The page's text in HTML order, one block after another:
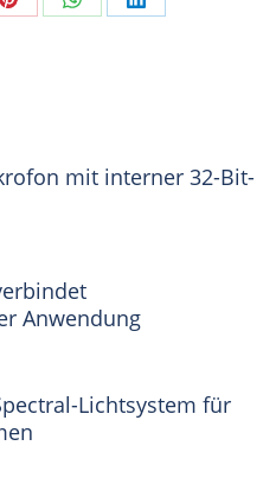
Share Share Share
mit interner 32-Bit-
Anwendung
Lichtsystem für